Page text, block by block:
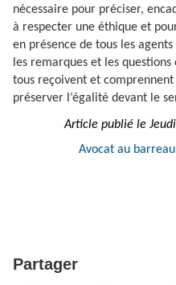
nécessaire pour préciser,
à respecter une éthique et
en présence de tous les
les remarques et les
tous reçoivent et
préserver l’égalité devant le
Article publié le
Avocat au
Partager